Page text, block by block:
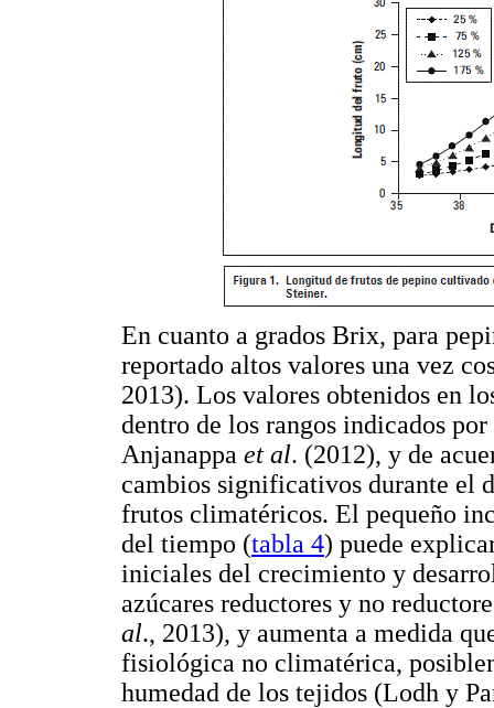
En cuanto a grados Brix, para
reportado altos valores una vez
2013). Los valores obtenidos en
dentro de los rangos indicados
Anjanappa et al. (2012), y de
cambios significativos durante el
frutos climatéricos. El pequeño
del tiempo (tabla 4) puede
iniciales del crecimiento y
azúcares reductores y no
al., 2013), y aumenta a medida
fisiológica no climatérica,
humedad de los tejidos (Lodh y